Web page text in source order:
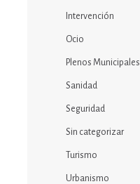
Intervención
Ocio
Plenos Municipales
Sanidad
Seguridad
Sin categorizar
Turismo
Urbanismo